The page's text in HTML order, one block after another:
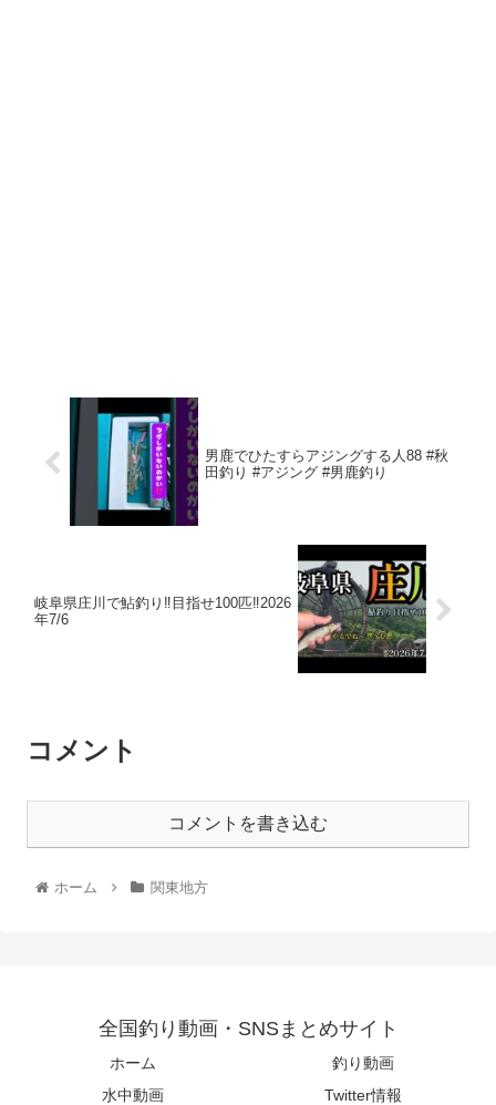
男鹿でひたすらアジングする人88 #秋
田釣り #アジング #男鹿釣り
岐阜県庄川で鮎釣り‼️目指せ100匹‼️2026
年7/6
コメント
コメントを書き込む
ホーム 関東地方
全国釣り動画・SNSまとめサイト
ホーム
釣り動画
水中動画
Twitter情報